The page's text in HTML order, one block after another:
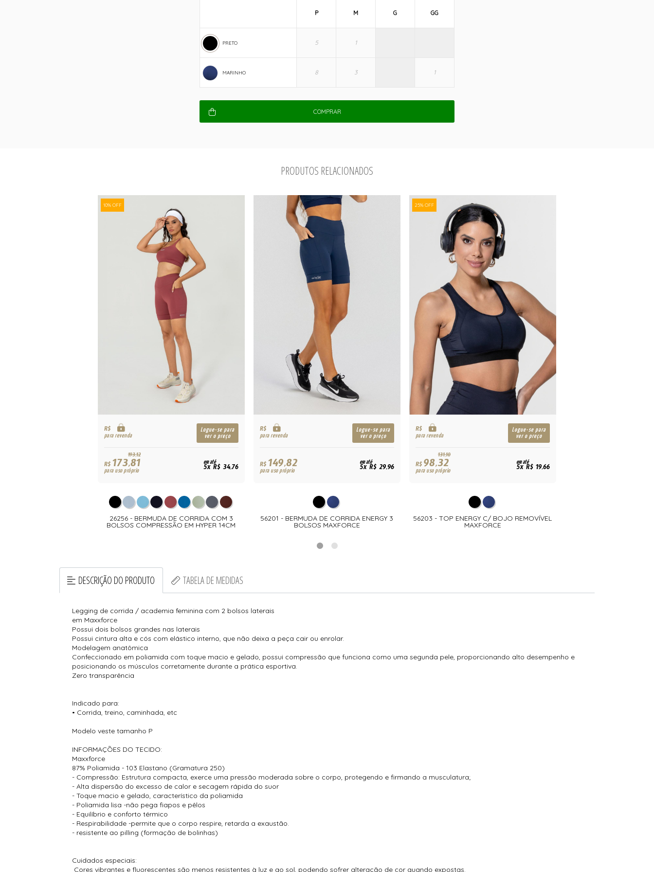
PRETO
MARINHO
P M G GG
COMPRAR
PRODUTOS RELACIONADOS
10% OFF
R$
para revenda
Logue-se para
ver o preço
193,12
R$173,81
para uso próprio
em até
5x R$ 34,76
26256 - BERMUDA DE CORRIDA COM 3
BOLSOS COMPRESSÃO EM HYPER 14CM
R$
para revenda
Logue-se para
ver o preço
R$149,82
para uso próprio
em até
5x R$ 29,96
56201 - BERMUDA DE CORRIDA ENERGY 3
BOLSOS MAXFORCE
25% OFF
R$
para revenda
Logue-se para
ver o preço
131,10
R$98,32
para uso próprio
em até
5x R$ 19,66
56203 - TOP ENERGY C/ BOJO REMOVÍVEL
MAXFORCE
DESCRIÇÃO DO PRODUTO TABELA DE MEDIDAS
Legging de corrida / academia feminina com 2 bolsos laterais
em Maxxforce
Possui dois bolsos grandes nas laterais
Possui cintura alta e cós com elástico interno, que não deixa a peça cair ou enrolar.
Modelagem anatômica
Confeccionado em poliamida com toque macio e gelado, possui compressão que funciona como uma segunda pele, proporcionando alto desempenho e
posicionando os músculos corretamente durante a prática esportiva.
Zero transparência
Indicado para:
• Corrida, treino, caminhada, etc
Modelo veste tamanho P
INFORMAÇÕES DO TECIDO:
Maxxforce
87% Poliamida - 103 Elastano (Gramatura 250)
- Compressão: Estrutura compacta, exerce uma pressão moderada sobre o corpo, protegendo e firmando a musculatura;
- Alta dispersão do excesso de calor e secagem rápida do suor
- Toque macio e gelado, característico da poliamida
- Poliamida lisa -não pega fiapos e pêlos
- Equilíbrio e conforto térmico
- Respirabilidade -permite que o corpo respire, retarda a exaustão.
- resistente ao pilling (formação de bolinhas)
Cuidados especiais:
Cores vibrantes e fluorescentes são menos resistentes à luz e ao sol, podendo sofrer alteração de cor quando expostas.